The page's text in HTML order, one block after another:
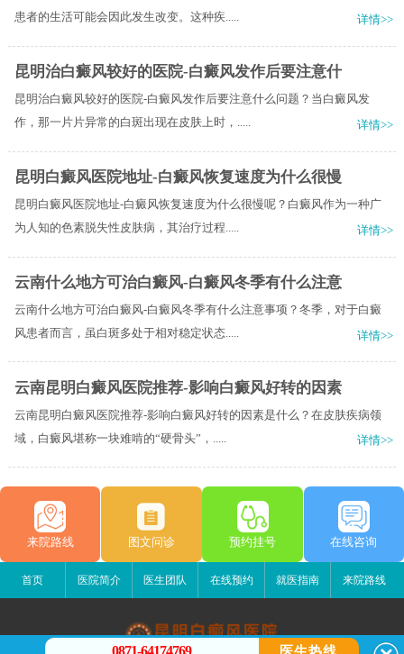
患者的生活可能会因此发生改变。这种疾.....
详情>>
昆明治白癜风较好的医院-白癜风发作后要注意什
昆明治白癜风较好的医院-白癜风发作后要注意什么问题？当白癜风发
作，那一片片异常的白斑出现在皮肤上时，.....
详情>>
昆明白癜风医院地址-白癜风恢复速度为什么很慢
昆明白癜风医院地址-白癜风恢复速度为什么很慢呢？白癜风作为一种广
为人知的色素脱失性皮肤病，其治疗过程.....
详情>>
云南什么地方可治白癜风-白癜风冬季有什么注意
云南什么地方可治白癜风-白癜风冬季有什么注意事项？冬季，对于白癜
风患者而言，虽白斑多处于相对稳定状态.....
详情>>
云南昆明白癜风医院推荐-影响白癜风好转的因素
云南昆明白癜风医院推荐-影响白癜风好转的因素是什么？在皮肤疾病领
域，白癜风堪称一块难啃的“硬骨头”，.....
详情>>
来院路线 图文问诊 预约挂号 在线咨询
首页 医院简介 医生团队 在线预约 就医指南 来院路线
0871-64174769 医生热线